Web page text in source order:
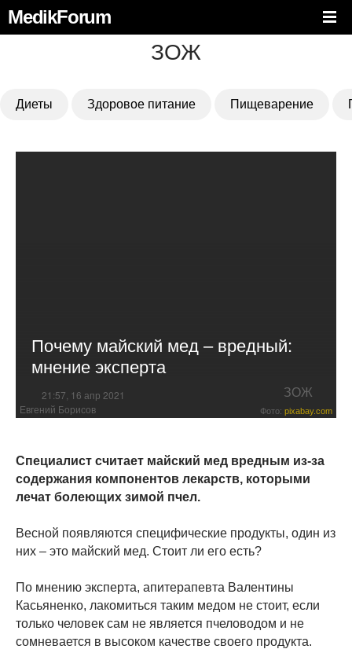
MedikForum
ЗОЖ
Диеты Здоровое питание Пищеварение
Почему майский мед – вредный:
мнение эксперта
21:57, 16 апр 2021 ЗОЖ
Евгений Борисов Фото: pixabay.com
Специалист считает майский мед вредным из-за
содержания компонентов лекарств, которыми
лечат болеющих зимой пчел.
Весной появляются специфические продукты, один из
них – это майский мед. Стоит ли его есть?
По мнению эксперта, апитерапевта Валентины
Касьяненко, лакомиться таким медом не стоит, если
только человек сам не является пчеловодом и не
сомневается в высоком качестве своего продукта.